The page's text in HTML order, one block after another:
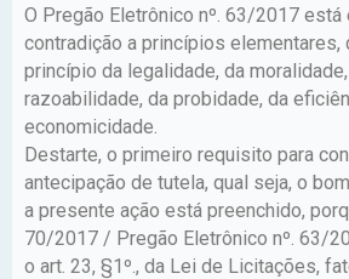
O Pregão Eletrônico nº. 63/2017 está
contradição a princípios elementares,
princípio da legalidade, da
razoabilidade, da probidade, da
economicidade.
Destarte, o primeiro requisito para
antecipação de tutela, qual seja, o
a presente ação está preenchido,
70/2017 / Pregão Eletrônico nº. 63/
o art. 23, §1º., da Lei de Licitações,